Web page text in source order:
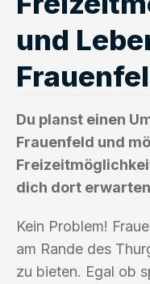
und
Du planst einen
Frauenfeld und
dich dort
Kein Problem!
am Rande des
zu bieten. Egal ob